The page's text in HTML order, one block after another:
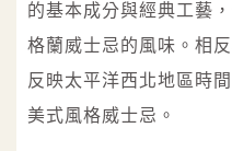
的基本成分與經典工藝
格蘭威士忌的風味。相
反映太平洋西北地區時
美式風格威士忌。